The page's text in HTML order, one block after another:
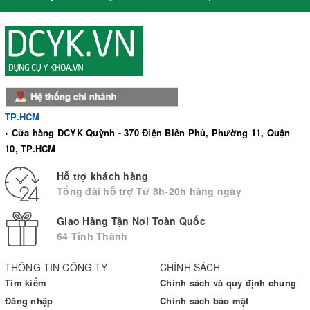
băng, dùng ngón tay, vuốt nhẹ băng trên da về 2 phía
BẢO QUẢN:
Nơi khô ráo, nhiệt độ phòng, tránh ẩm ướt và ánh nắng trực tiếp.
THÔNG TIN CÔNG TY
Tìm kiếm
Đăng nhập
CHÍNH SÁCH
Chính sách và quy định chung
Chính sách bảo mật
TP.HCM
• Cửa hàng DCYK Quỳnh - 370 Điện Biên Phủ, Phường 11, Quận
10, TP.HCM
Hỗ trợ khách hàng
Tổng đài hỗ trợ Từ 8h-20h hàng ngày
Giao Hàng Tận Nơi Toàn Quốc
64 Tỉnh Thành